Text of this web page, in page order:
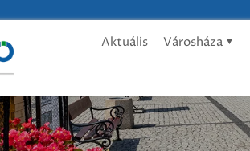
Aktuális Városháza